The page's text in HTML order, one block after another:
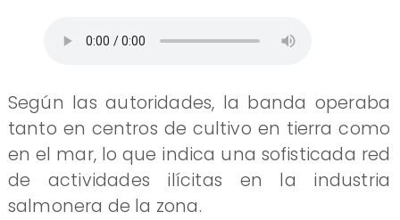
Según las autoridades, la banda operaba
tanto en centros de cultivo en tierra como
en el mar, lo que indica una sofisticada red
de actividades ilícitas en la industria
salmonera de la zona.